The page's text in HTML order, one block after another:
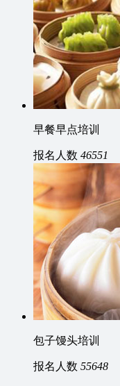
早餐早点培训
报名人数 46551
包子馒头培训
报名人数 55648